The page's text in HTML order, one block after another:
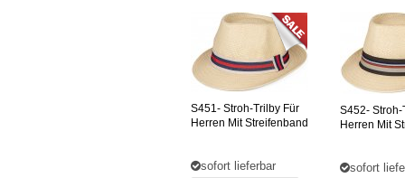
S451- Stroh-Trilby Für
Herren Mit Streifenband
sofort lieferbar
S452- Stroh-
Herren Mit
sofort